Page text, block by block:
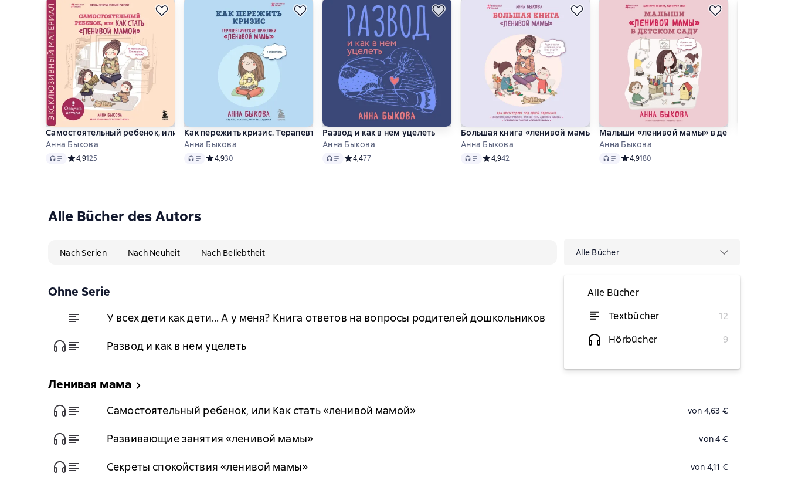
Самостоятельный ребенок, или Как стать «ленивой мамой»
Анна Быкова
Audio Средний рейтинг 4,9 на основе 125 оценок
4,9125
Как пережить кризис. Терапевтические практики «ленивой мамы»
Анна Быкова
Audio Средний рейтинг 4,9 на основе 30 оценок
4,930
Развод и как в нем уцелеть
Анна Быкова
Audio Средний рейтинг 4,4 на основе 77 оценок
4,477
Большая книга «ленивой мамы»
Анна Быкова
Audio Средний рейтинг 4,9 на основе 42 оценок
4,942
Малыши «ленивой мамы» в детском саду
Анна Быкова
Audio Средний рейтинг 4,9 на основе 180 оценок
4,9180
Alle Bücher des Autors
Nach Serien Nach Neuheit Nach Beliebtheit Alle Bücher
Alle Bücher
Textbücher
12
Hörbücher
9
Ohne Serie
У всех дети как дети… А у меня? Книга ответов на вопросы родителей дошкольников von 3,68 €
Развод и как в нем уцелеть von 4,21 €
Ленивая мама
Самостоятельный ребенок, или Как стать «ленивой мамой» von 4,63 €
Развивающие занятия «ленивой мамы» von 4 €
Секреты спокойствия «ленивой мамы» von 4,11 €